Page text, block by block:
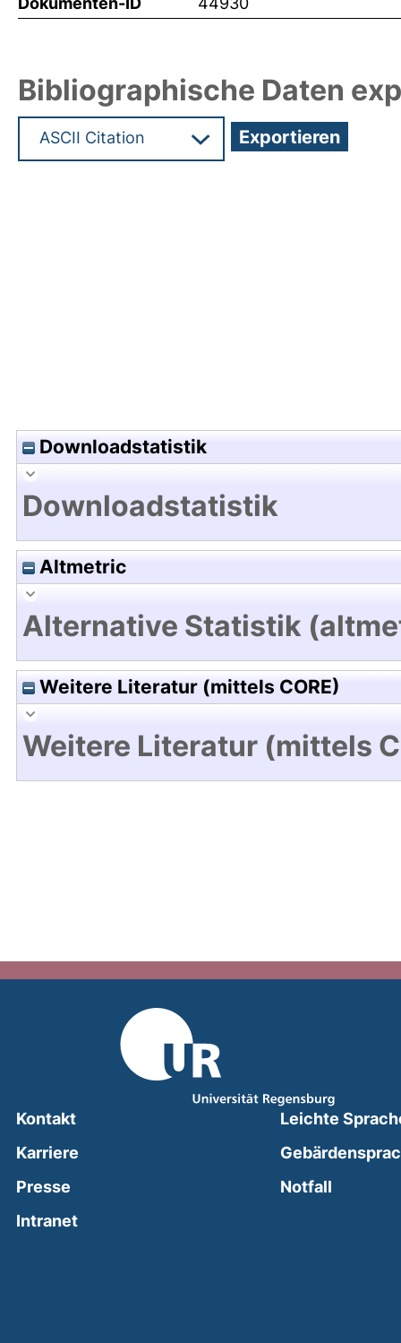
Bibliographische Daten
Downloadstatistik
Downloadstatistik
Altmetric
Alternative Statistik
Weitere Literatur (mittels CORE)
Weitere Literatur (mittels
Kontakt
Karriere
Presse
Intranet(external link, opens in a new window)
Leichte
Notfall